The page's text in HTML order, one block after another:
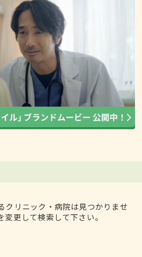
クリニック・病院は見つかりませ
更して検索して下さい。